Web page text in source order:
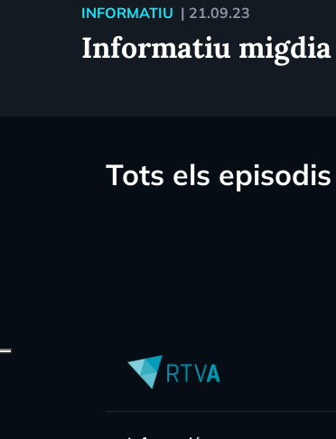
INFORMATIU | 21.09.23
Informatiu migdia
Tots els episodis